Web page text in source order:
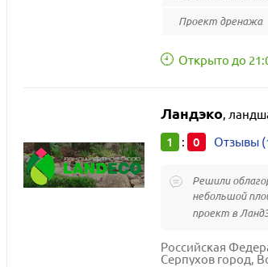
Проект дренажа
Открыто до
Ландэко,
1 : 0 Отзывы
Решили
небольшой
проект в
Российская
Серпухов город,